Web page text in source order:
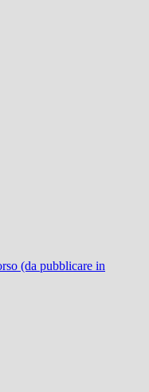
(da pubblicare in